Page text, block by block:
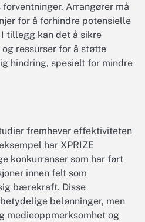
Arrangører må
for å forhindre potensielle
tillegg kan det å sikre
ressurser for å støtte
hindring, spesielt for mindre
fremhever effektiviteten
har XPRIZE
konkurranser som har ført
innen felt som
bærekraft. Disse
belønninger, men
medieoppmerksomhet og